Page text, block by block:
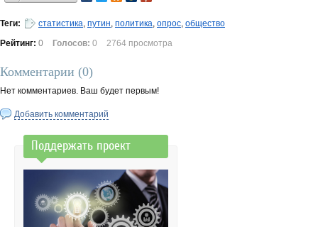
Теги: статистика, путин, политика, опрос, общество
Рейтинг: 0 Голосов: 0 2764 просмотра
Комментарии (0)
Нет комментариев. Ваш будет первым!
Добавить комментарий
Поддержать проект